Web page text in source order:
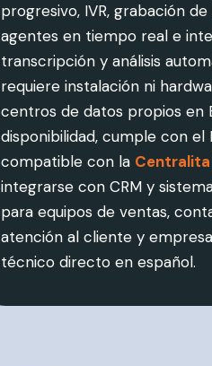
progresivo, IVR, grabación
agentes en tiempo real e
transcripción y análisis
requiere instalación ni
centros de datos propios en
disponibilidad, cumple con el
compatible con la
integrarse con CRM y
para equipos de ventas,
atención al cliente y
técnico directo en español.